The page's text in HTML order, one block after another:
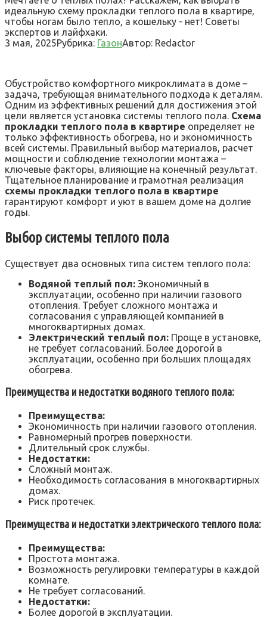
идеальную схему прокладки теплого пола в квартире,
чтобы ногам было тепло, а кошельку - нет! Советы
экспертов и лайфхаки.
3 мая, 2025Рубрика: ГазонАвтор: Redactor
Обустройство комфортного микроклимата в доме –
задача, требующая внимательного подхода к деталям.
Одним из эффективных решений для достижения этой
цели является установка системы теплого пола. Схема
прокладки теплого пола в квартире определяет не
только эффективность обогрева, но и экономичность
всей системы. Правильный выбор материалов, расчет
мощности и соблюдение технологии монтажа –
ключевые факторы, влияющие на конечный результат.
Тщательное планирование и грамотная реализация
схемы прокладки теплого пола в квартире
гарантируют комфорт и уют в вашем доме на долгие
годы.
Выбор системы теплого пола
Существует два основных типа систем теплого пола:
Водяной теплый пол: Экономичный в
эксплуатации, особенно при наличии газового
отопления. Требует сложного монтажа и
согласования с управляющей компанией в
многоквартирных домах.
Электрический теплый пол: Проще в установке,
не требует согласований. Более дорогой в
эксплуатации, особенно при больших площадях
обогрева.
Преимущества и недостатки водяного теплого пола:
Преимущества:
Экономичность при наличии газового отопления.
Равномерный прогрев поверхности.
Длительный срок службы.
Недостатки:
Сложный монтаж.
Необходимость согласования в многоквартирных
домах.
Риск протечек.
Преимущества и недостатки электрического теплого пола:
Преимущества:
Простота монтажа.
Возможность регулировки температуры в каждой
комнате.
Не требует согласований.
Недостатки:
Более дорогой в эксплуатации.